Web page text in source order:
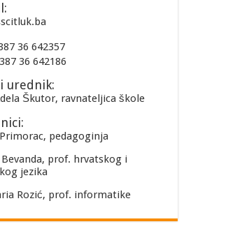
36 642357
36 642186
urednik:
Škutor, ravnateljica škole
pedagoginja
prof. hrvatskog i
jezika
Rozić, prof. informatike